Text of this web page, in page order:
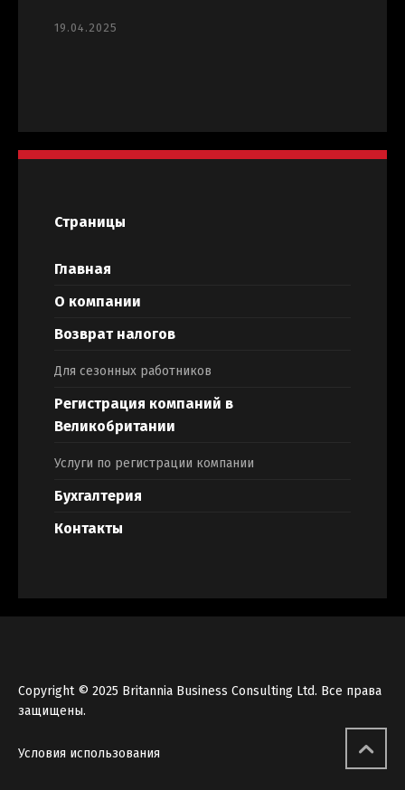
19.04.2025
Страницы
Главная
О компании
Возврат налогов
Для сезонных работников
Регистрация компаний в
Великобритании
Услуги по регистрации компании
Бухгалтерия
Контакты
Copyright © 2025 Britannia Business Consulting Ltd. Все права
защищены.
Условия использования